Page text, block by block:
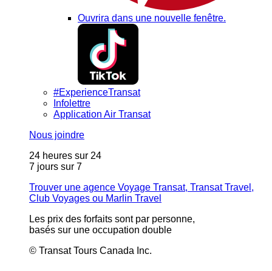
Ouvrira dans une nouvelle fenêtre.
#ExperienceTransat
Infolettre
Application Air Transat
Nous joindre
24 heures sur 24
7 jours sur 7
Trouver une agence Voyage Transat, Transat Travel,
Club Voyages ou Marlin Travel
Les prix des forfaits sont par personne,
basés sur une occupation double
© Transat Tours Canada Inc.